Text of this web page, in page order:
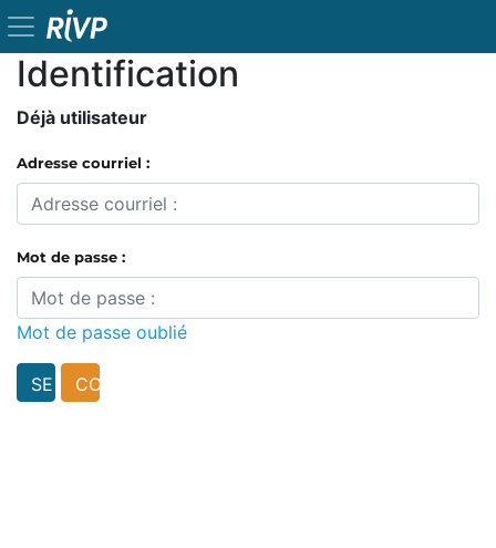
Identification
Déjà utilisateur
Adresse courriel :
Mot de passe :
Mot de passe oublié
CONNEXION